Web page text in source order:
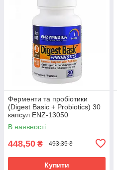
Ферменти та пробіотики
(Digest Basic + Probiotics) 30
капсул ENZ-13050
В наявності
448,50 ₴ 493,35 ₴
Купити